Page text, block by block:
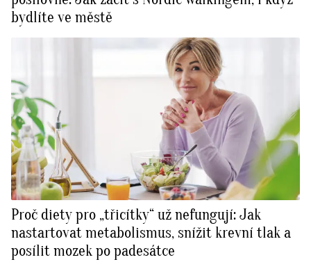
bydlíte ve městě
Proč diety pro „třicítky“ už nefungují: Jak
nastartovat metabolismus, snížit krevní tlak a
posílit mozek po padesátce